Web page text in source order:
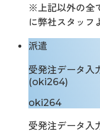
※上記以外の全
に弊社スタッフ
派遣
受発注データ入
(oki264)
oki264
受発注データ入